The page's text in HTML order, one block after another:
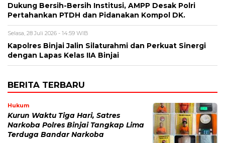
Dukung Bersih-Bersih Institusi, AMPP Desak Polri
Pertahankan PTDH dan Pidanakan Kompol DK.
Selasa, 28 Juli 2026 - 14:59 WIB
Kapolres Binjai Jalin Silaturahmi dan Perkuat Sinergi
dengan Lapas Kelas IIA Binjai
BERITA TERBARU
Hukum
Kurun Waktu Tiga Hari, Satres
Narkoba Polres Binjai Tangkap Lima
Terduga Bandar Narkoba